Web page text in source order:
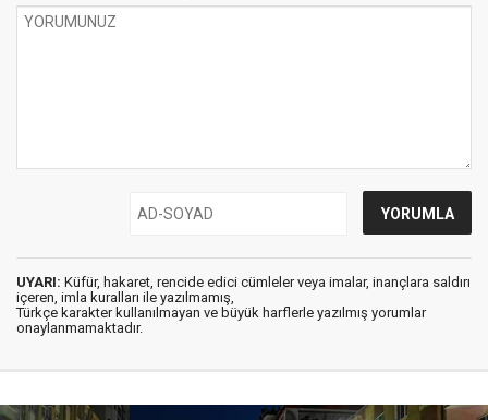
UYARI: Küfür, hakaret, rencide edici cümleler veya imalar, inançlara saldırı
içeren, imla kuralları ile yazılmamış,
Türkçe karakter kullanılmayan ve büyük harflerle yazılmış yorumlar
onaylanmamaktadır.